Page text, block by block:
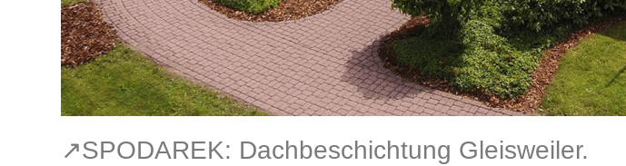
↗️SPODAREK: Dachbeschichtung Gleisweiler.